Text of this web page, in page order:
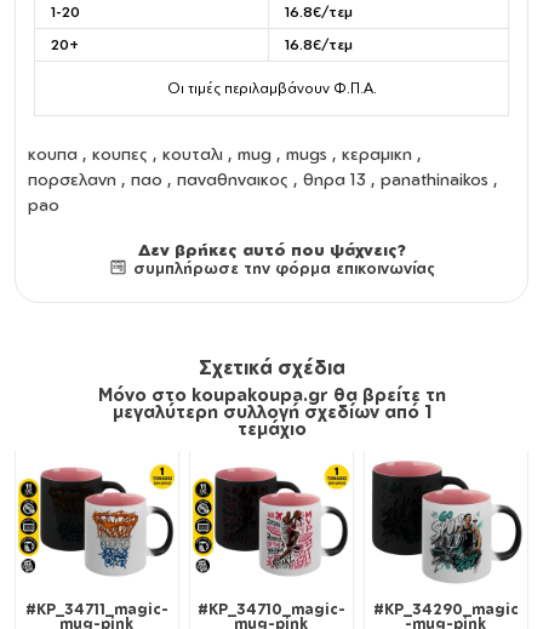
1-20
16.8€/τεμ
20+
16.8€/τεμ
Οι τιμές περιλαμβάνουν Φ.Π.Α.
κουπα , κουπες , κουταλι , mug , mugs , κεραμικη ,
πορσελανη , παο , παναθηναικος , θηρα 13 , panathinaikos ,
pao
Δεν βρήκες αυτό που ψάχνεις?
συμπλήρωσε την φόρμα επικοινωνίας
Σχετικά σχέδια
Μόνο στο koupakoupa.gr θα βρείτε τη
μεγαλύτερη συλλογή σχεδίων από 1
τεμάχιο
#KP_34711_magic-
mug-pink
#KP_34710_magic-
mug-pink
#KP_34290_magic
-mug-pink